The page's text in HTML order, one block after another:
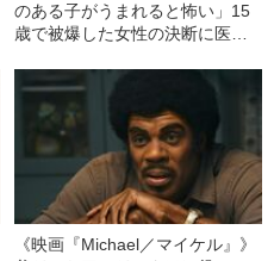
のある子がうまれると怖い」15
歳で被爆した女性の決断に医者
者からの衝撃的な一言”
《映画『Michael／マイケル』》